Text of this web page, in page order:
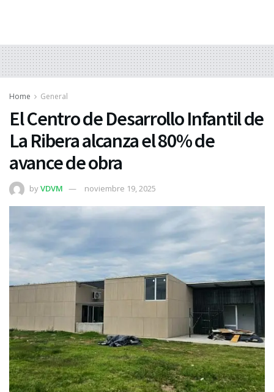
Home General
El Centro de Desarrollo Infantil de
La Ribera alcanza el 80% de
avance de obra
byVDVM noviembre 19, 2025